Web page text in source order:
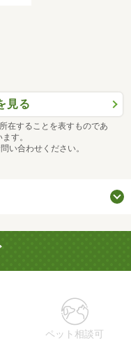
見る
在することを表すものであ
す。
い合わせください。
ペット相談可